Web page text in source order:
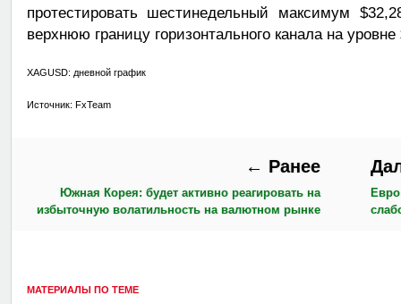
протестировать шестинедельный максимум
верхнюю границу горизонтального канала на уровне
XAGUSD: дневной график
Источник: FxTeam
← Ранее
Южная Корея: будет активно реагировать на
избыточную волатильность на валютном рынке
МАТЕРИАЛЫ ПО ТЕМЕ